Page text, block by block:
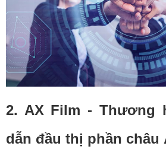
2. AX Film - Thương
dẫn đầu thị phần châu